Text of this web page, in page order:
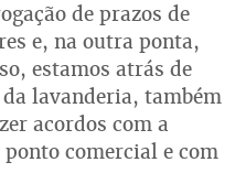
de prazos de
e, na outra ponta,
estamos atrás de
lavanderia, também
acordos com a
comercial e com